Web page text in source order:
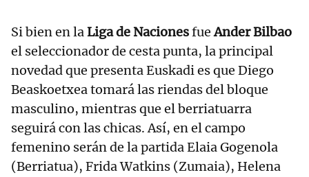
Si bien en laLiga de NacionesfueAnder Bilbao
el seleccionador de cesta punta, la principal
novedad que presenta Euskadi es que Diego
Beaskoetxea tomará las riendas del bloque
masculino, mientras que el berriatuarra
seguirá con las chicas. Así, en el campo
femenino serán de la partida Elaia Gogenola
(Berriatua), Frida Watkins (Zumaia), Helena